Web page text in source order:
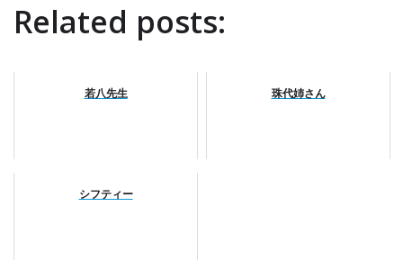
Related posts:
若八先生 珠代姉さん
シフティー